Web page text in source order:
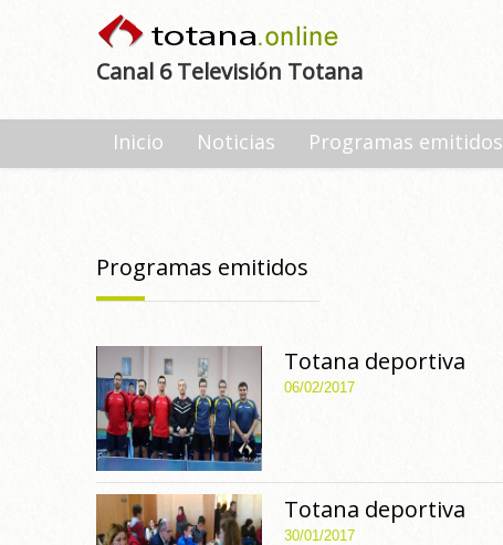
Canal 6 Televisión Totana
Inicio Noticias Programas emitidos
Programas emitidos
Totana deportiva
06/02/2017
Totana deportiva
30/01/2017